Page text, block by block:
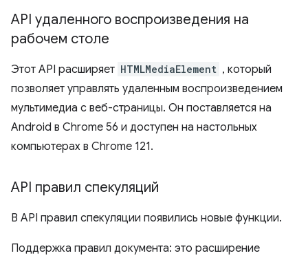
API удаленного воспроизведения на
рабочем столе
Этот API расширяет HTMLMediaElement , который
позволяет управлять удаленным воспроизведением
мультимедиа с веб-страницы. Он поставляется на
Android в Chrome 56 и доступен на настольных
компьютерах в Chrome 121.
API правил спекуляций
В API правил спекуляции появились новые функции.
Поддержка правил документа: это расширение